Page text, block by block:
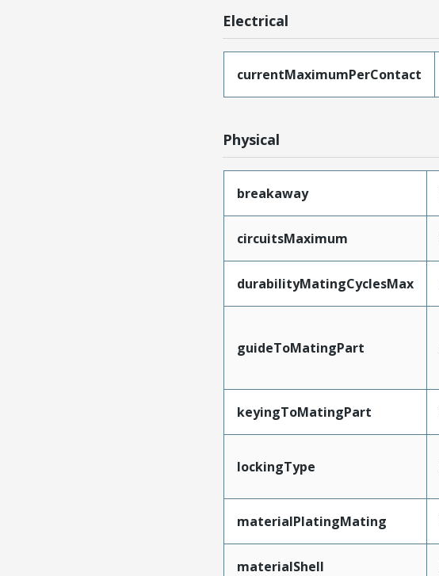
Electrical
currentMaximumPerContact
Physical
breakaway
circuitsMaximum
durabilityMatingCyclesMax
guideToMatingPart
keyingToMatingPart
lockingType
materialPlatingMating
materialShell